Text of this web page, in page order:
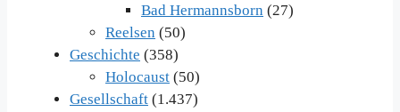
Bad Hermannsborn (27)
Reelsen (50)
Geschichte (358)
Holocaust (50)
Gesellschaft (1.437)